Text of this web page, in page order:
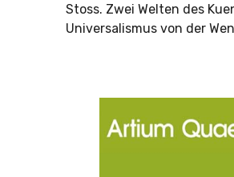
Stoss. Zwei Welten des
Universalismus von der